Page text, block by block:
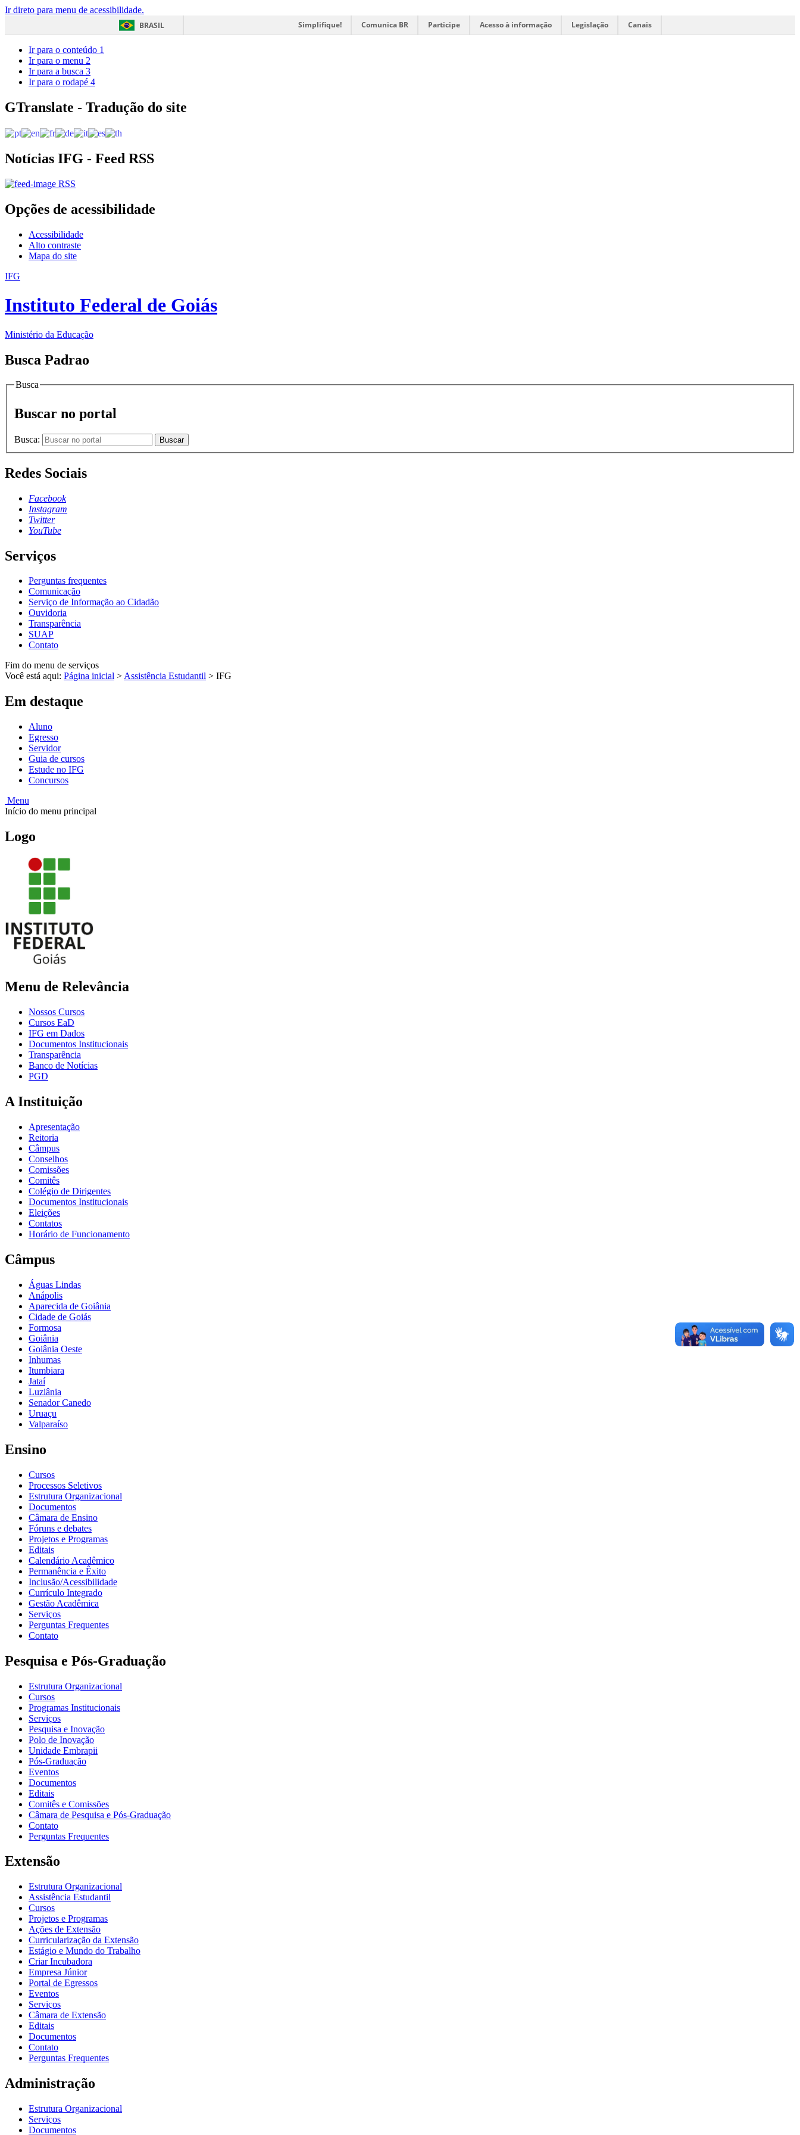
Ir direto para menu de acessibilidade.
BRASIL
Simplifique! Comunica BR Participe Acesso à informação Legislação Canais
Ir para o conteúdo 1
Ir para o menu 2
Ir para a busca 3
Ir para o rodapé 4
GTranslate - Tradução do site
Notícias IFG - Feed RSS
RSS
Opções de acessibilidade
Acessibilidade
Alto contraste
Mapa do site
IFG
Instituto Federal de Goiás
Ministério da Educação
Busca Padrao
Busca
Buscar no portal
Busca: Buscar
Redes Sociais
Facebook
Instagram
Twitter
YouTube
Serviços
Perguntas frequentes
Comunicação
Serviço de Informação ao Cidadão
Ouvidoria
Transparência
SUAP
Contato
Fim do menu de serviços
Você está aqui: Página inicial >Assistência Estudantil > IFG
Em destaque
Aluno
Egresso
Servidor
Guia de cursos
Estude no IFG
Concursos
Menu
Início do menu principal
Logo
Menu de Relevância
Nossos Cursos
Cursos EaD
IFG em Dados
Documentos Institucionais
Transparência
Banco de Notícias
PGD
A Instituição
Apresentação
Reitoria
Câmpus
Conselhos
Comissões
Comitês
Colégio de Dirigentes
Documentos Institucionais
Eleições
Contatos
Horário de Funcionamento
Câmpus
Águas Lindas
Anápolis
Aparecida de Goiânia
Cidade de Goiás
Formosa
Goiânia
Goiânia Oeste
Inhumas
Itumbiara
Jataí
Luziânia
Senador Canedo
Uruaçu
Valparaíso
Ensino
Cursos
Processos Seletivos
Estrutura Organizacional
Documentos
Câmara de Ensino
Fóruns e debates
Projetos e Programas
Editais
Calendário Acadêmico
Permanência e Êxito
Inclusão/Acessibilidade
Currículo Integrado
Gestão Acadêmica
Serviços
Perguntas Frequentes
Contato
Pesquisa e Pós-Graduação
Estrutura Organizacional
Cursos
Programas Institucionais
Serviços
Pesquisa e Inovação
Polo de Inovação
Unidade Embrapii
Pós-Graduação
Eventos
Documentos
Editais
Comitês e Comissões
Câmara de Pesquisa e Pós-Graduação
Contato
Perguntas Frequentes
Extensão
Estrutura Organizacional
Assistência Estudantil
Cursos
Projetos e Programas
Ações de Extensão
Curricularização da Extensão
Estágio e Mundo do Trabalho
Criar Incubadora
Empresa Júnior
Portal de Egressos
Eventos
Serviços
Câmara de Extensão
Editais
Documentos
Contato
Perguntas Frequentes
Administração
Estrutura Organizacional
Serviços
Documentos